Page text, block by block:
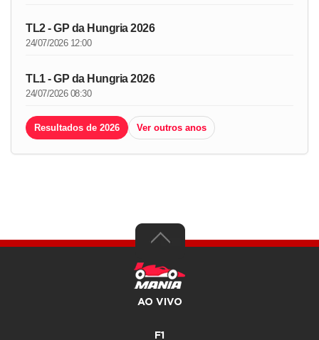
TL2 - GP da Hungria 2026
24/07/2026 12:00
TL1 - GP da Hungria 2026
24/07/2026 08:30
Resultados de 2026 Ver outros anos
AO VIVO
F1